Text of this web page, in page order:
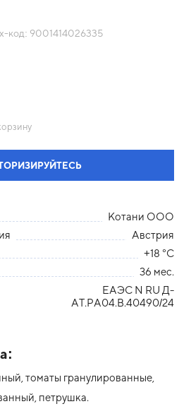
код: 9001414026335
Котани ООО
Австрия
+18 °С
36 мес.
ЕАЭС N RU Д-
AT.РА04.В.40490/24
томаты гранулированные,
петрушка.